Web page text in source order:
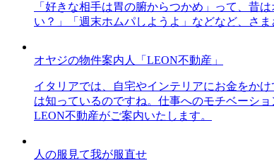
「好きな相手は胃の腑からつかめ」って、昔
い？」「週末ホムパしようよ」などなど、さ
オヤジの物件案内人「LEON不動産」
イタリアでは、自宅やインテリアにお金をか
は知っているのですね。仕事へのモチベーシ
LEON不動産がご案内いたします。
人の服見て我が服直せ